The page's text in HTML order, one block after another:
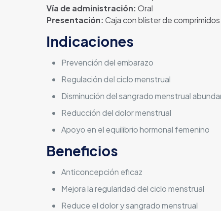
Vía de administración:Oral
Presentación:Caja con blíster de comprimidos
Indicaciones
Prevención del embarazo
Regulación del ciclo menstrual
Disminución del sangrado menstrual
Reducción del dolor menstrual
Apoyo en el equilibrio hormonal femenino
Beneficios
Anticoncepción eficaz
Mejora la regularidad del ciclo menstrual
Reduce el dolor y sangrado menstrual